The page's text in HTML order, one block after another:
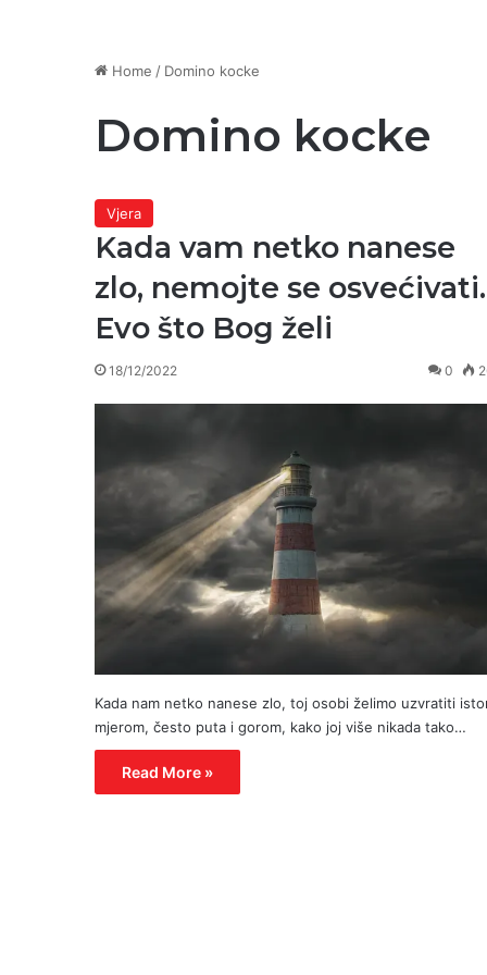
Home / Domino kocke
Domino kocke
Vjera
Kada vam netko nanese
zlo, nemojte se osvećivati.
Evo što Bog želi
18/12/2022 0
Kada nam netko nanese zlo, toj osobi želimo uzvratiti
mjerom, često puta i gorom, kako joj više nikada tako…
Read More »